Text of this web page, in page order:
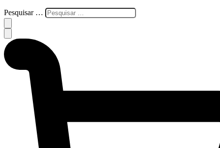
Pesquisar …